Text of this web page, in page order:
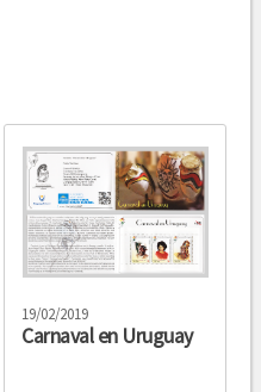
19/02/2019
Carnaval en Uruguay